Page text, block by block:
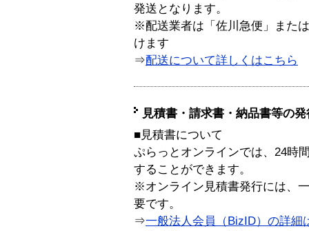
発送となります。
※配送業者は「佐川急便」また
けます
⇒配送について詳しくはこちら
見積書・請求書・納品書等の
■見積書について
ぷらっとオンラインでは、24時
することができます。
※オンライン見積書発行には、
要です。
⇒一般法人会員（BizID）の詳細